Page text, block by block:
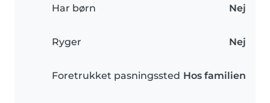
Har børn Nej
Ryger Nej
Foretrukket pasningssted Hos familien